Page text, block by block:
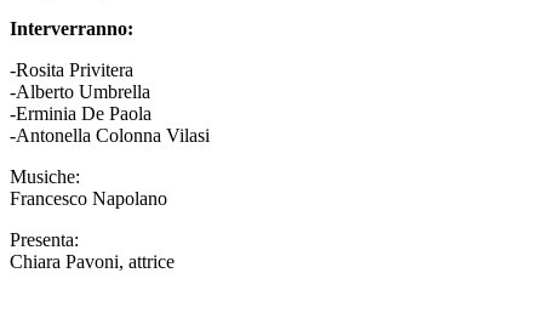
Interverranno:
-Rosita Privitera
-Alberto Umbrella
-Erminia De Paola
-Antonella Colonna Vilasi
Musiche:
Francesco Napolano
Presenta:
Chiara Pavoni, attrice